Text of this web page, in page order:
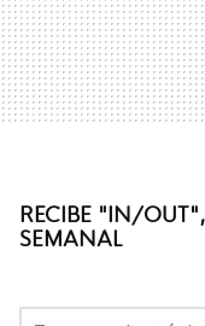
RECIBE "IN/
SEMANAL